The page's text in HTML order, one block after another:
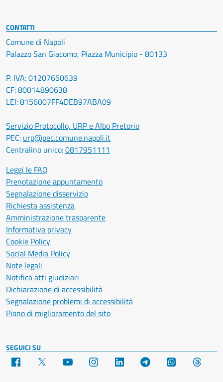
CONTATTI
Comune di Napoli
Palazzo San Giacomo, Piazza Municipio - 80133
P. IVA: 01207650639
CF: 80014890638
LEI: 8156007FF4DEB97ABA09
Servizio Protocollo, URP e Albo Pretorio
PEC: urp@pec.comune.napoli.it
Centralino unico:0817951111
Leggi le FAQ
Prenotazione appuntamento
Segnalazione disservizio
Richiesta assistenza
Amministrazione trasparente
Informativa privacy
Cookie Policy
Social Media Policy
Note legali
Notifica atti giudiziari
Dichiarazione di accessibilità
Segnalazione problemi di accessibilità
Piano di miglioramento del sito
SEGUICI SU
Facebook YouTube Instagram LinkedIn Telegram WhatsApp